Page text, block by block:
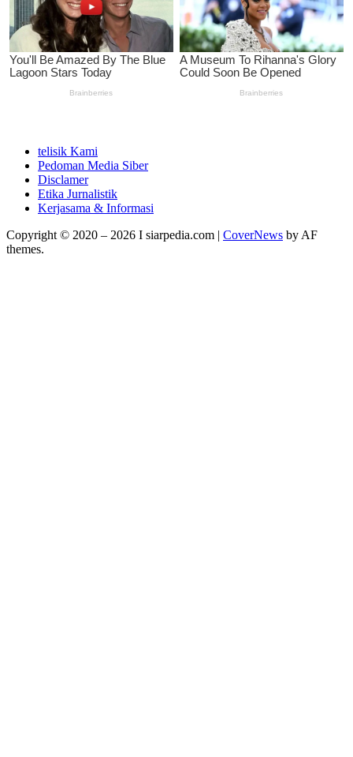
telisik Kami
Pedoman Media Siber
Disclamer
Etika Jurnalistik
Kerjasama & Informasi
Copyright © 2020 – 2026 I siarpedia.com | CoverNews by AF
themes.